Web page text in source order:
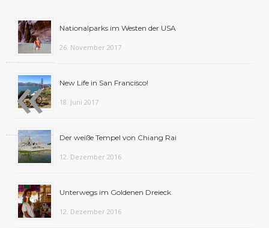
Nationalparks im Westen der USA
26. November 2017
New Life in San Francisco!
18. Juni 2017
Der weiße Tempel von Chiang Rai
12. Dezember 2016
Unterwegs im Goldenen Dreieck
12. Dezember 2016
«